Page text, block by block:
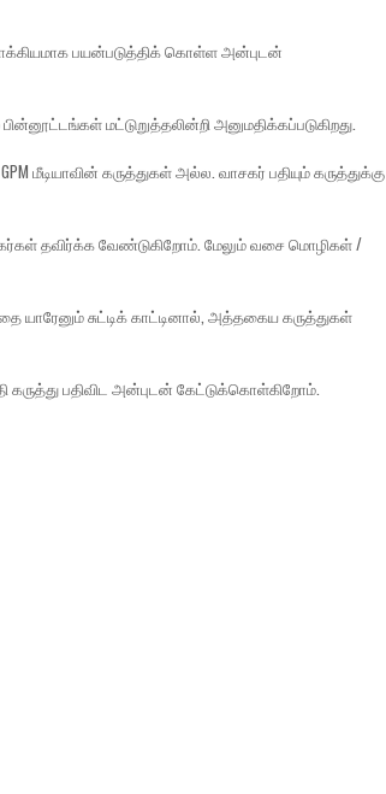
பயன்படுத்திக் கொள்ள அன்புடன்
மட்டுறுத்தலின்றி அனுமதிக்கப்படுகிறது.
மீடியாவின் கருத்துகள் அல்ல. வாசகர் பதியும் கருத்துக்கு
தவிர்க்க வேண்டுகிறோம். மேலும் வசை மொழிகள் /
யாரேனும் சுட்டிக் காட்டினால், அத்தகைய கருத்துகள்
பதிவிட அன்புடன் கேட்டுக்கொள்கிறோம்.